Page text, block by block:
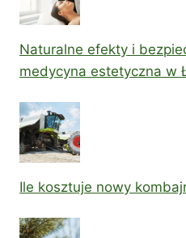
Naturalne efekty i
medycyna estetyczna w
Ile kosztuje nowy